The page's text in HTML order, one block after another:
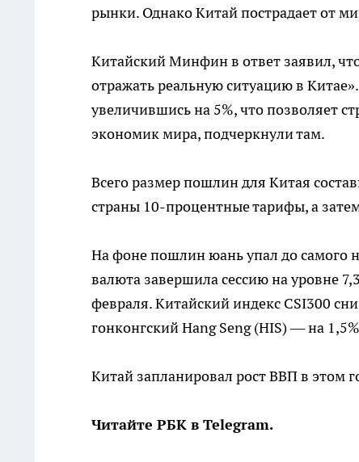
рынки. Однако Китай пострадает от
Китайский Минфин в ответ заявил,
отражать реальную ситуацию в
увеличившись на 5%, что позволяет
экономик мира, подчеркнули там.
Всего размер пошлин для Китая
страны 10-процентные тарифы, а
На фоне пошлин юань упал до самого
валюта завершила сессию на уровне
февраля. Китайский индекс CSI300
гонконгский Hang Seng (HIS) — на
Китай запланировал рост ВВП в этом
Читайте РБК в Telegram.